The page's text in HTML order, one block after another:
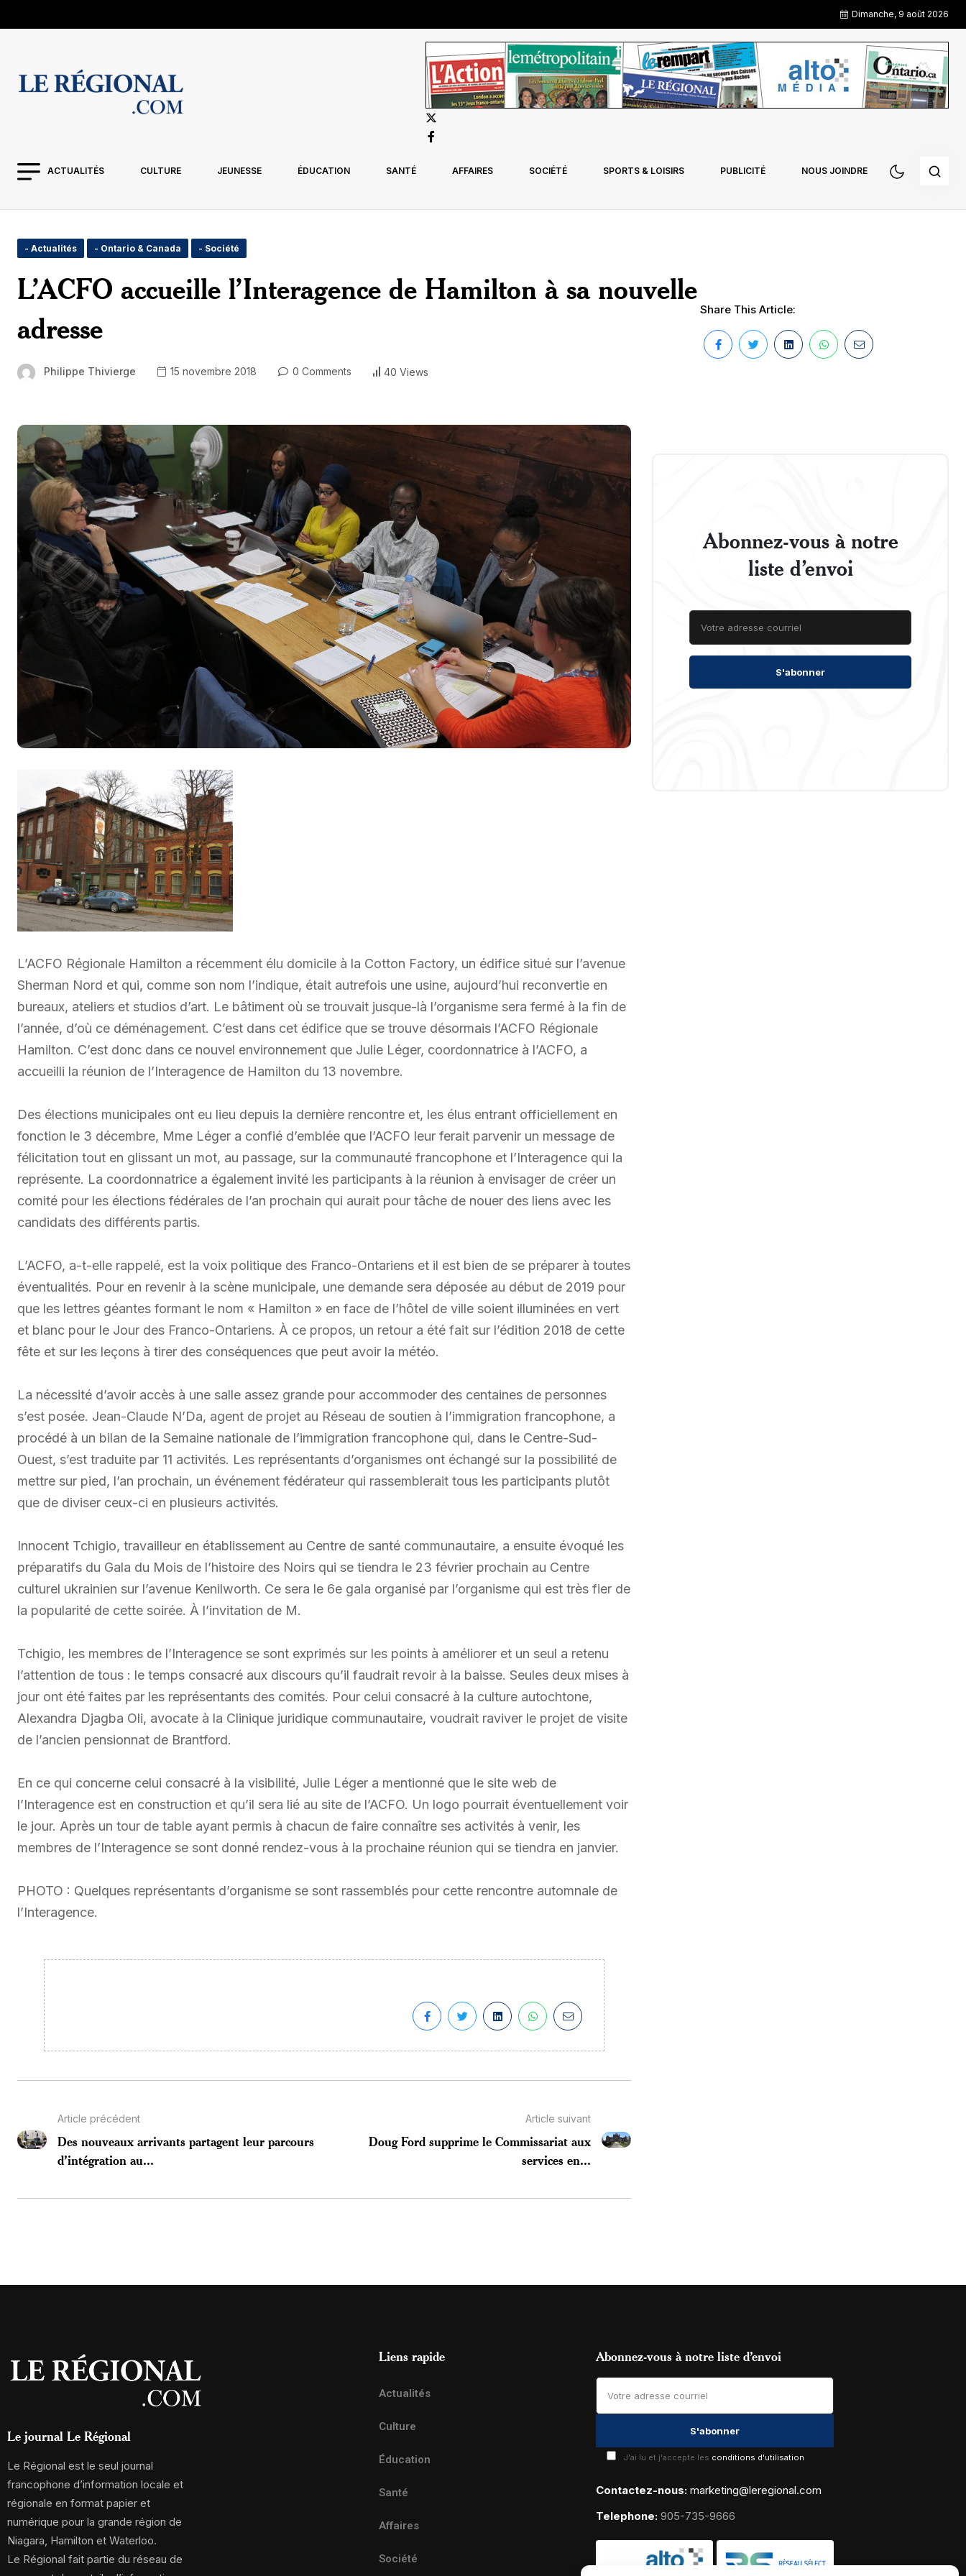
Dimanche, 9 août 2026
ACTUALITÉS CULTURE JEUNESSE ÉDUCATION SANTÉ AFFAIRES SOCIÉTÉ SPORTS & LOISIRS PUBLICITÉ NOUS JOINDRE
- Actualités - Ontario & Canada - Société
L’ACFO accueille l’Interagence de Hamilton à sa nouvelle
adresse
Philippe Thivierge 15 novembre 2018 0 Comments 40 Views
Share This Article:
L’ACFO Régionale Hamilton a récemment élu domicile à la Cotton Factory, un édifice situé sur l’avenue
Sherman Nord et qui, comme son nom l’indique, était autrefois une usine, aujourd’hui reconvertie en
bureaux, ateliers et studios d’art. Le bâtiment où se trouvait jusque-là l’organisme sera fermé à la fin de
l’année, d’où ce déménagement. C’est dans cet édifice que se trouve désormais l’ACFO Régionale
Hamilton. C’est donc dans ce nouvel environnement que Julie Léger, coordonnatrice à l’ACFO, a
accueilli la réunion de l’Interagence de Hamilton du 13 novembre.
Des élections municipales ont eu lieu depuis la dernière rencontre et, les élus entrant officiellement en
fonction le 3 décembre, Mme Léger a confié d’emblée que l’ACFO leur ferait parvenir un message de
félicitation tout en glissant un mot, au passage, sur la communauté francophone et l’Interagence qui la
représente. La coordonnatrice a également invité les participants à la réunion à envisager de créer un
comité pour les élections fédérales de l’an prochain qui aurait pour tâche de nouer des liens avec les
candidats des différents partis.
L’ACFO, a-t-elle rappelé, est la voix politique des Franco-Ontariens et il est bien de se préparer à toutes
éventualités. Pour en revenir à la scène municipale, une demande sera déposée au début de 2019 pour
que les lettres géantes formant le nom « Hamilton » en face de l’hôtel de ville soient illuminées en vert
et blanc pour le Jour des Franco-Ontariens. À ce propos, un retour a été fait sur l’édition 2018 de cette
fête et sur les leçons à tirer des conséquences que peut avoir la météo.
La nécessité d’avoir accès à une salle assez grande pour accommoder des centaines de personnes
s’est posée. Jean-Claude N’Da, agent de projet au Réseau de soutien à l’immigration francophone, a
procédé à un bilan de la Semaine nationale de l’immigration francophone qui, dans le Centre-Sud-
Ouest, s’est traduite par 11 activités. Les représentants d’organismes ont échangé sur la possibilité de
mettre sur pied, l’an prochain, un événement fédérateur qui rassemblerait tous les participants plutôt
que de diviser ceux-ci en plusieurs activités.
Innocent Tchigio, travailleur en établissement au Centre de santé communautaire, a ensuite évoqué les
préparatifs du Gala du Mois de l’histoire des Noirs qui se tiendra le 23 février prochain au Centre
culturel ukrainien sur l’avenue Kenilworth. Ce sera le 6e gala organisé par l’organisme qui est très fier de
la popularité de cette soirée. À l’invitation de M.
Tchigio, les membres de l’Interagence se sont exprimés sur les points à améliorer et un seul a retenu
l’attention de tous : le temps consacré aux discours qu’il faudrait revoir à la baisse. Seules deux mises à
jour ont été faites par les représentants des comités. Pour celui consacré à la culture autochtone,
Alexandra Djagba Oli, avocate à la Clinique juridique communautaire, voudrait raviver le projet de visite
de l’ancien pensionnat de Brantford.
En ce qui concerne celui consacré à la visibilité, Julie Léger a mentionné que le site web de
l’Interagence est en construction et qu’il sera lié au site de l’ACFO. Un logo pourrait éventuellement voir
le jour. Après un tour de table ayant permis à chacun de faire connaître ses activités à venir, les
membres de l’Interagence se sont donné rendez-vous à la prochaine réunion qui se tiendra en janvier.
PHOTO : Quelques représentants d’organisme se sont rassemblés pour cette rencontre automnale de
l’Interagence.
Article précédent
Des nouveaux arrivants partagent leur parcours
d’intégration au...
Article suivant
Doug Ford supprime le Commissariat aux
services en...
Abonnez-vous à notre
liste d’envoi
Le journal Le Régional
Le Régional est le seul journal
francophone d’information locale et
régionale en format papier et
numérique pour la grande région de
Niagara, Hamilton et Waterloo.
Le Régional fait partie du réseau de
Liens rapide
Actualités
Culture
Éducation
Santé
Affaires
Société
Abonnez-vous à notre liste d’envoi
J'ai lu et j'accepte les conditions d'utilisation
Contactez-nous: marketing@leregional.com
Telephone: 905-735-9666